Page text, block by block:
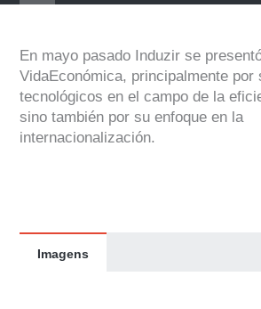
En mayo pasado Induzir se
VidaEconómica, principalmente por
tecnológicos en el campo de la
sino también por su enfoque en la
internacionalización.
Imagens